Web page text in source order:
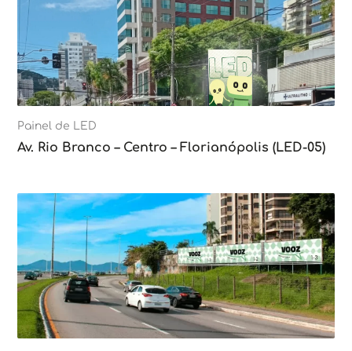
Painel de LED
Av. Rio Branco – Centro – Florianópolis (LED-05)